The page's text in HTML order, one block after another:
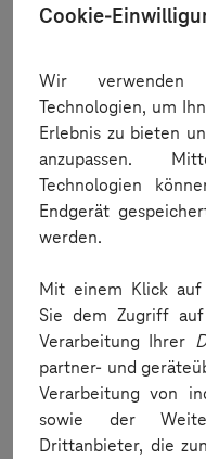
How do I run my
Cookie-
Wir verwenden
Technologien, um
Erlebnis zu bieten
anzupassen.
Technologien
Endgerät
werden.
Mit einem Klick auf
Sie dem Zugriff
Verarbeitung Ihrer
partner- und
Verarbeitung von
sowie der
Drittanbieter, die